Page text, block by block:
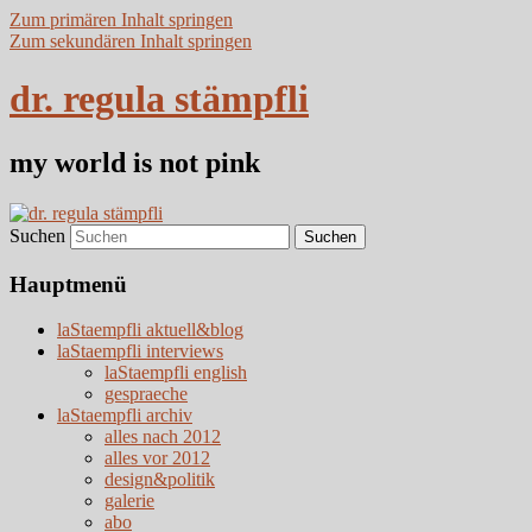
Zum primären Inhalt springen
Zum sekundären Inhalt springen
dr. regula stämpfli
my world is not pink
Suchen
Hauptmenü
laStaempfli aktuell&blog
laStaempfli interviews
laStaempfli english
gespraeche
laStaempfli archiv
alles nach 2012
alles vor 2012
design&politik
galerie
abo